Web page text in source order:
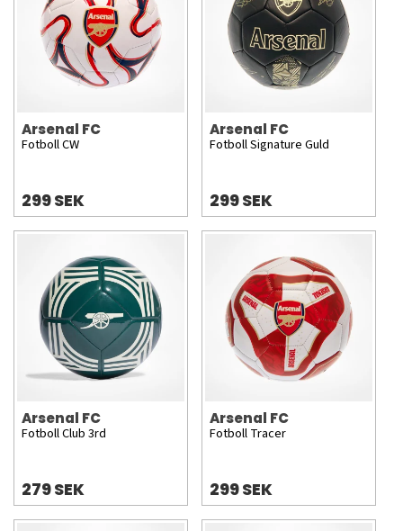
Arsenal FC
Fotboll CW
299 SEK
Arsenal FC
Fotboll Signature Guld
299 SEK
Arsenal FC
Fotboll Club 3rd
279 SEK
Arsenal FC
Fotboll Tracer
299 SEK